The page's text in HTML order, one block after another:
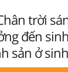
trời
đến
sản ở